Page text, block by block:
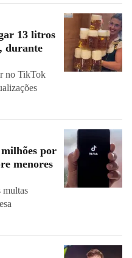
13 litros
durante
no TikTok
por
menores
multas